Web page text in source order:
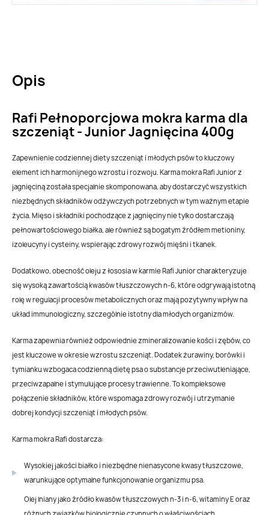
Opis
Rafi Pełnoporcjowa mokra karma dla
szczeniąt - Junior Jagnięcina 400g
Zapewnienie codziennej diety szczeniąt i młodych psów to kluczowy
element ich harmonijnego wzrostu i rozwoju. Karma mokra Rafi Junior z
jagnięciną została specjalnie skomponowana, aby dostarczyć wszystkich
niezbędnych składników odżywczych potrzebnych w tym ważnym etapie
życia. Mięso i składniki pochodzące z jagnięciny nie tylko dostarczają
pełnowartościowego białka, ale również są bogatym źródłem metioniny,
izoleucyny i cysteiny, wspierając zdrowy rozwój mięśni i tkanek.
Dodatkowo, obecność oleju z łososia w karmie Rafi Junior charakteryzuje
się wysoką zawartością kwasów tłuszczowych n-6, które odgrywają istotną
rolę w regulacji procesów metabolicznych oraz mają pozytywny wpływ na
układ immunologiczny, szczególnie istotny dla młodych organizmów.
Karma zapewnia również odpowiednie zmineralizowanie kości i zębów, co
jest kluczowe w okresie wzrostu szczeniąt. Dodatek żurawiny, borówki i
tymianku wzbogaca codzienną dietę psa o substancje przeciwutleniające,
przeciwzapalne i stymulujące procesy trawienne. To kompleksowe
połączenie składników, które wspomaga zdrowy rozwój i utrzymanie
dobrej kondycji szczeniąt i młodych psów.
Karma mokra Rafi dostarcza:
Wysokiej jakości białko i niezbędne nienasycone kwasy tłuszczowe,
warunkujące optymalne funkcjonowanie organizmu psa.
Olej lniany jako źródło kwasów tłuszczowych n-3 i n-6, witaminy E oraz